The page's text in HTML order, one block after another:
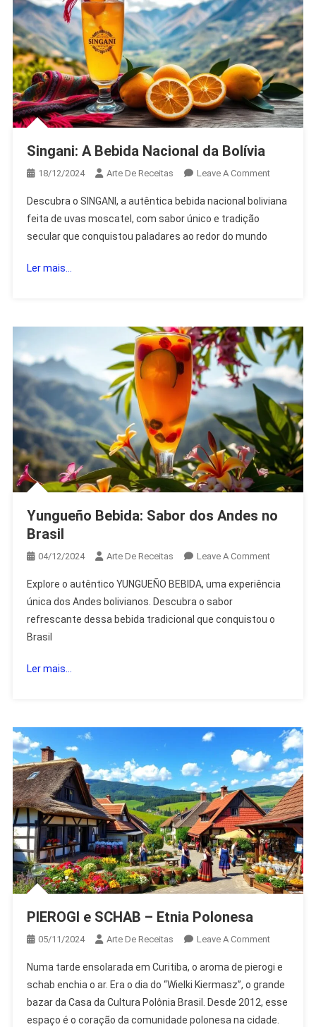
Singani: A Bebida Nacional da Bolívia
18/12/2024 Arte De Receitas Leave A CommentOn
A
Descubra o SINGANI, a autêntica bebida nacional boliviana
feita de uvas moscatel, com sabor único e tradição
secular que conquistou paladares ao redor do mundo
Ler mais...
Yungueño Bebida: Sabor dos Andes no
Brasil
04/12/2024 Arte De Receitas Leave A CommentOn
Bebida:
Dos
Explore o autêntico YUNGUEÑO BEBIDA, uma experiência
única dos Andes bolivianos. Descubra o sabor
refrescante dessa bebida tradicional que conquistou o
Brasil
Ler mais...
PIEROGI e SCHAB – Etnia Polonesa
05/11/2024 Arte De Receitas Leave A CommentOn
E
SCHAB
–
Etnia
Numa tarde ensolarada em Curitiba, o aroma de pierogi e
schab enchia o ar. Era o dia do “Wielki Kiermasz”, o grande
bazar da Casa da Cultura Polônia Brasil. Desde 2012, esse
espaço é o coração da comunidade polonesa na cidade.